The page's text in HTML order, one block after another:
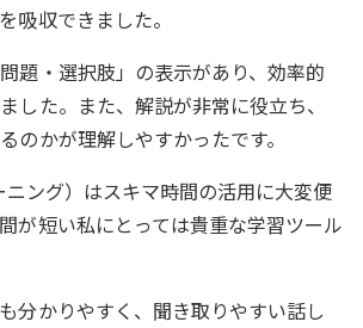
吸収できました。
題・選択肢」の表示があり、効率的
した。また、解説が非常に役立ち、
のかが理解しやすかったです。
ング）はスキマ時間の活用に大変便
が短い私にとっては貴重な学習ツール
分かりやすく、聞き取りやすい話し